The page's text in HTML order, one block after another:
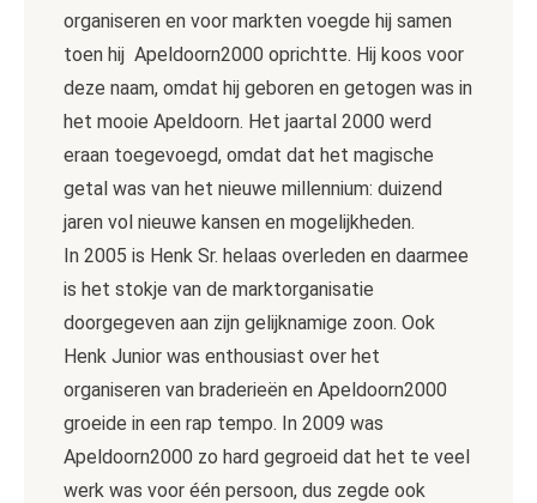
organiseren en voor markten voegde hij samen
toen hij Apeldoorn2000 oprichtte. Hij koos voor
deze naam, omdat hij geboren en getogen was in
het mooie Apeldoorn. Het jaartal 2000 werd
eraan toegevoegd, omdat dat het magische
getal was van het nieuwe millennium: duizend
jaren vol nieuwe kansen en mogelijkheden.
In 2005 is Henk Sr. helaas overleden en daarmee
is het stokje van de marktorganisatie
doorgegeven aan zijn gelijknamige zoon. Ook
Henk Junior was enthousiast over het
organiseren van braderieën en Apeldoorn2000
groeide in een rap tempo. In 2009 was
Apeldoorn2000 zo hard gegroeid dat het te veel
werk was voor één persoon, dus zegde ook